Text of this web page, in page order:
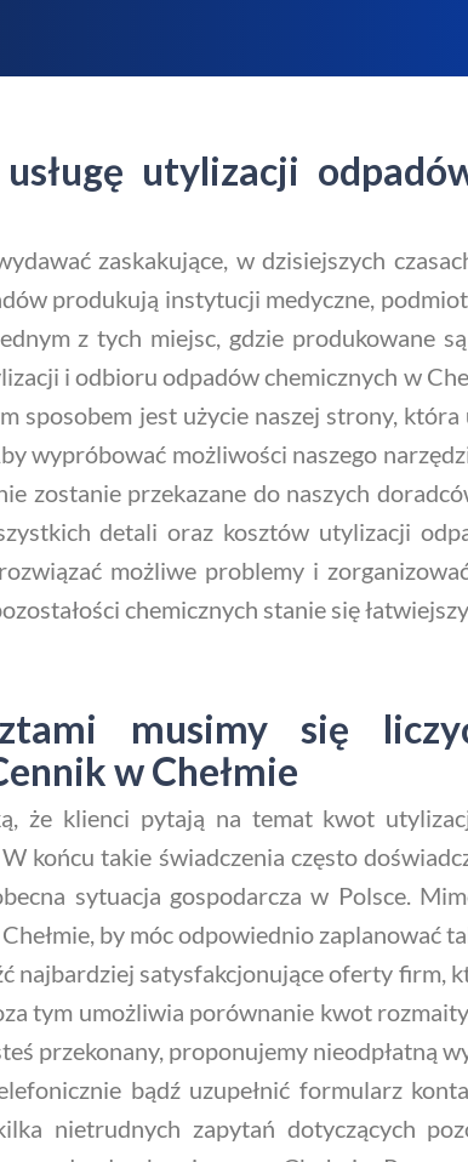
utylizacji
zaskakujące, w dzisiejszych
produkują instytucji medyczne,
z tych miejsc, gdzie produkowane
i odbioru odpadów chemicznych w
sposobem jest użycie naszej strony,
wypróbować możliwości naszego
zostanie przekazane do naszych
detali oraz kosztów utylizacji
możliwe problemy i
chemicznych stanie się
musimy się
w Chełmie
że klienci pytają na temat kwot
W końcu takie świadczenia często
sytuacja gospodarcza w Polsce.
by móc odpowiednio zaplanować
najbardziej satysfakcjonujące oferty
tym umożliwia porównanie kwot
przekonany, proponujemy nieodpłatną
bądź uzupełnić formularz
nietrudnych zapytań dotyczących